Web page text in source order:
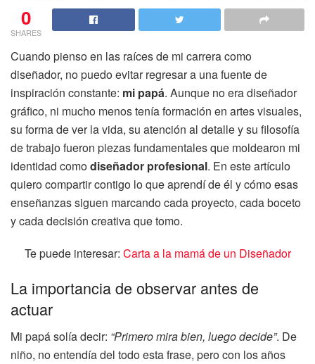
0
SHARES
Cuando pienso en las raíces de mi carrera como
diseñador, no puedo evitar regresar a una fuente de
inspiración constante: mi papá. Aunque no era diseñador
gráfico, ni mucho menos tenía formación en artes visuales,
su forma de ver la vida, su atención al detalle y su filosofía
de trabajo fueron piezas fundamentales que moldearon mi
identidad comodiseñador profesional. En este artículo
quiero compartir contigo lo que aprendí de él y cómo esas
enseñanzas siguen marcando cada proyecto, cada boceto
y cada decisión creativa que tomo.
Te puede interesar: Carta a la mamá de un Diseñador
La importancia de observar antes de
actuar
Mi papá solía decir: “Primero mira bien, luego decide”. De
niño, no entendía del todo esta frase, pero con los años